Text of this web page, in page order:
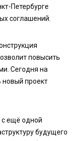
Петербурге
соглашений.
повысить
Сегодня на
новый проект
с ещё одной
будущего